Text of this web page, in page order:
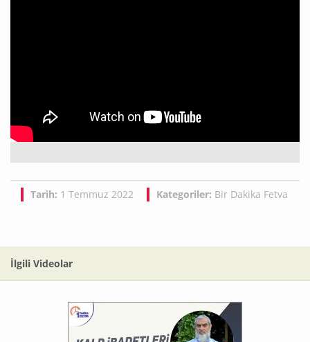
Tarih: 1 Temmuz 2022 Kategoriler: Bir Dakika Fetva
İlgili Videolar